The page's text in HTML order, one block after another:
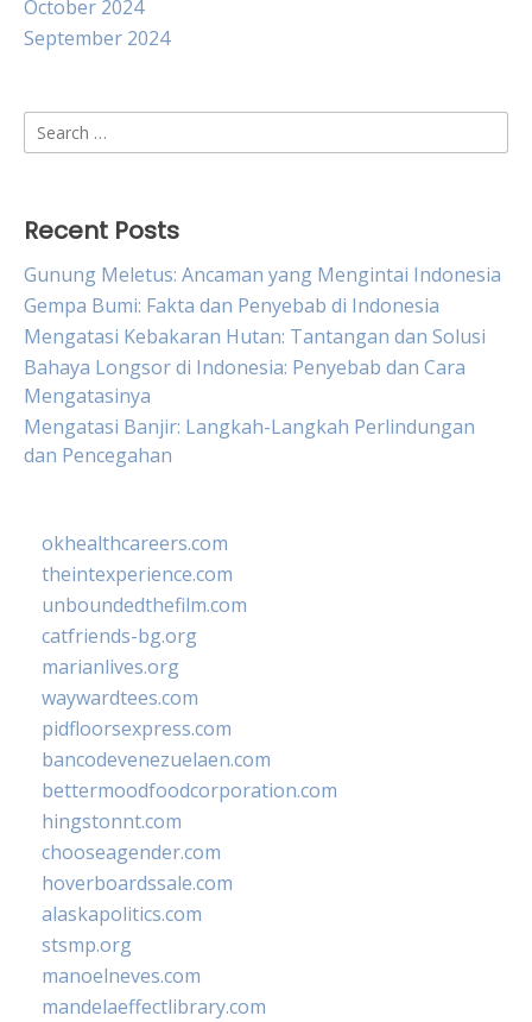
October 2024
September 2024
Search
for:
Recent Posts
Gunung Meletus: Ancaman yang Mengintai Indonesia
Gempa Bumi: Fakta dan Penyebab di Indonesia
Mengatasi Kebakaran Hutan: Tantangan dan Solusi
Bahaya Longsor di Indonesia: Penyebab dan Cara
Mengatasinya
Mengatasi Banjir: Langkah-Langkah Perlindungan
dan Pencegahan
okhealthcareers.com
theintexperience.com
unboundedthefilm.com
catfriends-bg.org
marianlives.org
waywardtees.com
pidfloorsexpress.com
bancodevenezuelaen.com
bettermoodfoodcorporation.com
hingstonnt.com
chooseagender.com
hoverboardssale.com
alaskapolitics.com
stsmp.org
manoelneves.com
mandelaeffectlibrary.com